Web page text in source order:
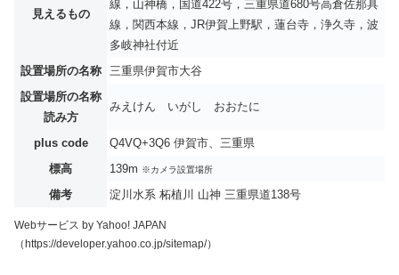
見えるもの
線，山神橋，国道422号，三重県道680号高倉佐那具
線，関西本線，JR伊賀上野駅，蓮台寺，浄久寺，波
多岐神社付近
設置場所の名称
三重県伊賀市大谷
設置場所の名称
読み方
みえけん いがし おおたに
plus code
Q4VQ+3Q6 伊賀市、三重県
標高
139m ※カメラ設置場所
備考 淀川水系 柘植川 山神 三重県道138号
Webサービス by Yahoo! JAPAN
（https://developer.yahoo.co.jp/sitemap/）